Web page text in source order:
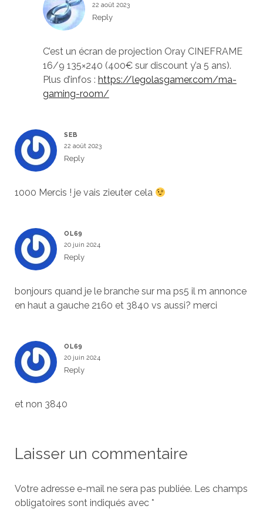
22 août 2023
Reply
C’est un écran de projection Oray CINEFRAME
16/9 135×240 (400€ sur discount y’a 5 ans).
Plus d’infos : https://legolasgamer.com/ma-
gaming-room/
SEB
22 août 2023
Reply
1000 Mercis ! je vais zieuter cela
OL69
20 juin 2024
Reply
bonjours quand je le branche sur ma ps5 il m annonce
en haut a gauche 2160 et 3840 vs aussi? merci
OL69
20 juin 2024
Reply
et non 3840
Laisser un commentaire
Votre adresse e-mail ne sera pas publiée. Les champs
obligatoires sont indiqués avec *